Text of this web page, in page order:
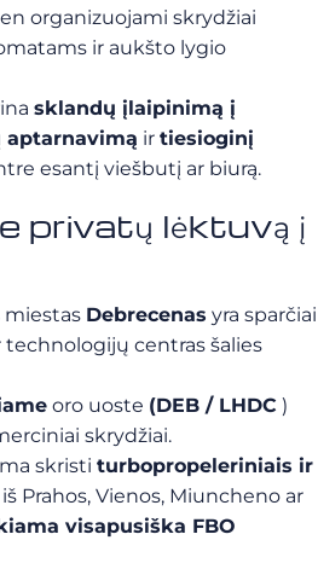
organizuojami skrydžiai
ir aukšto lygio
sklandų įlaipinimą į
aptarnavimą ir tiesioginį
esantį viešbutį ar biurą.
privatų lėktuvą į
miestas Debrecenas yra sparčiai
centras šalies
oro uoste (DEB / LHDC )
skrydžiai.
skristi turbopropeleriniais ir
iš Prahos, Vienos, Miuncheno ar
visapusiška FBO